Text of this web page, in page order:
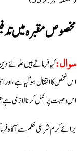
مخصوص مقبرہ میں
سوال:کیا فرماتے ہیں
اس شخص کا انتقال ہوگیا ہے،
اس وصیت پر عمل کرنا لازمی ہے؟
برائے کرم شرعی حکم سے آگاہ